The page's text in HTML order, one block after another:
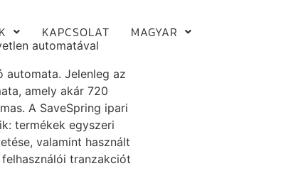
KAPCSOLAT MAGYAR
automatával
automata. Jelenleg az
amely akár 720
A SaveSpring ipari
termékek egyszeri
valamint használt
tranzakciót